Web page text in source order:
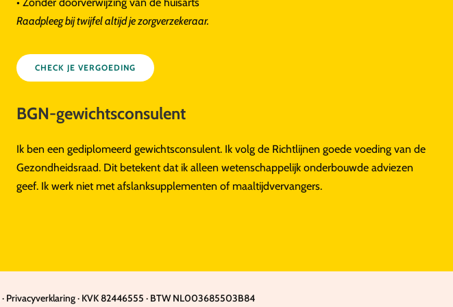
Raadpleeg bij twijfel altijd je zorgverzekeraar.
CHECK JE VERGOEDING
BGN-gewichtsconsulent
Ik ben een gediplomeerd gewichtsconsulent. Ik volg de Richtlijnen goede voeding van de
Gezondheidsraad. Dit betekent dat ik alleen wetenschappelijk onderbouwde adviezen
geef. Ik werk niet met afslanksupplementen of maaltijdvervangers.
· Privacyverklaring · KVK 82446555 · BTW NL003685503B84